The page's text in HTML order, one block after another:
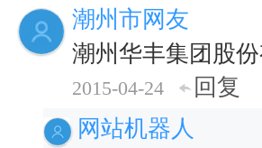
潮州市网友
潮州华丰集团股
2015-04-24
回复
网站机器人